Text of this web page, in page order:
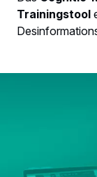
Trainingstool